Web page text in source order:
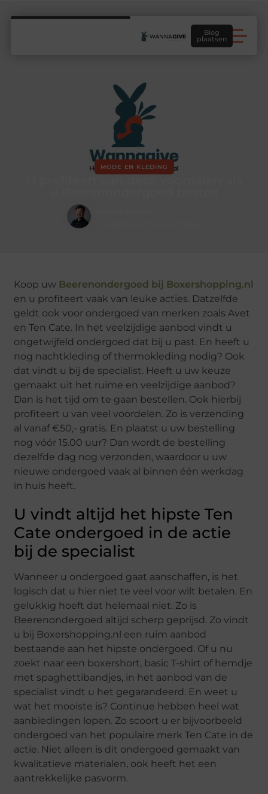
Blog
plaatsen
MODE EN KLEDING
Koop uw Beerenondergoed bij Boxershopping.nl
en u profiteert vaak van leuke acties. Datzelfde
geldt ook voor ondergoed van merken zoals Avet
en Ten Cate. In het veelzijdige aanbod vindt u
ongetwijfeld ondergoed dat bij u past. En heeft u
nog nachtkleding of thermokleding nodig? Ook
dat vindt u bij de specialist. Heeft u uw keuze
gemaakt uit het ruime en veelzijdige aanbod?
Dan is het tijd om te gaan bestellen. Ook hierbij
profiteert u van veel voordelen. Zo is verzending
al vanaf €50,- gratis. En plaatst u uw bestelling
nog vóór 15.00 uur? Dan wordt de bestelling
dezelfde dag nog verzonden, waardoor u uw
nieuwe ondergoed vaak al binnen één werkdag
in huis heeft.
U vindt altijd het hipste Ten
Cate ondergoed in de actie
bij de specialist
Wanneer u ondergoed gaat aanschaffen, is het
logisch dat u hier niet te veel voor wilt betalen. En
gelukkig hoeft dat helemaal niet. Zo is
Beerenondergoed altijd scherp geprijsd. Zo vindt
u bij Boxershopping.nl een ruim aanbod
bestaande aan het hipste ondergoed. Of u nu
zoekt naar een boxershort, basic T-shirt of hemdje
met spaghettibandjes, in het aanbod van de
specialist vindt u het gegarandeerd. En weet u
wat het mooiste is? Continue hebben heel wat
aanbiedingen lopen. Zo scoort u er bijvoorbeeld
ondergoed van het populaire merk Ten Cate in de
actie. Niet alleen is dit ondergoed gemaakt van
kwalitatieve materialen, ook heeft het een
aantrekkelijke pasvorm.